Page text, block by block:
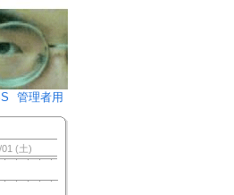
管理者用
01 (土)